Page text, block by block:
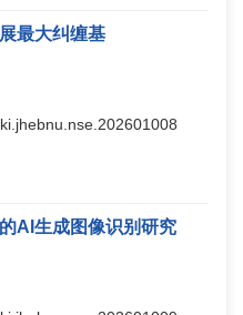
最大纠缠基
AI生成图像识别研究